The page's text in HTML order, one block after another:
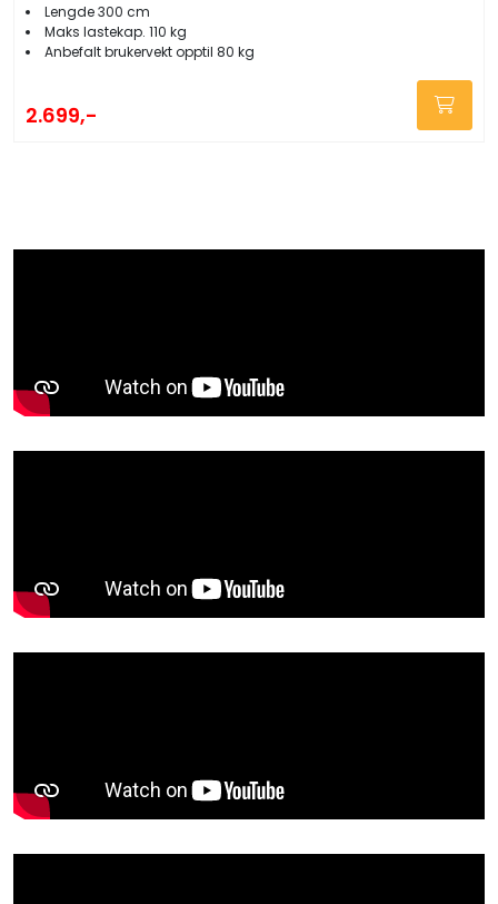
Lengde 300 cm
Maks lastekap. 110 kg
Anbefalt brukervekt opptil 80 kg
2.699,-